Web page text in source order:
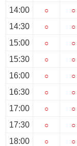
14:00
14:30
15:00
15:30
16:00
16:30
17:00
17:30
18:00
○
○
○
○
○
○
○
○
○
○
○
○
○
○
○
○
○
○